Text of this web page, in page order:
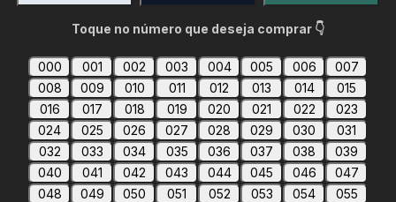
Toque no número que deseja comprar 👇
000 001 002 003 004 005 006
007
008
009 010 011 012 013 014
015
016
017 018 019 020 021 022
023
024
025 026 027 028 029 030
031
032
033 034 035 036 037 038
039
040
041 042 043 044 045 046
047
048
049 050 051 052 053 054
055